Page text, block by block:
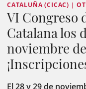
CATALUÑA (CICAC) |
VI Congreso
Catalana los
noviembre
El 28 y 29 de